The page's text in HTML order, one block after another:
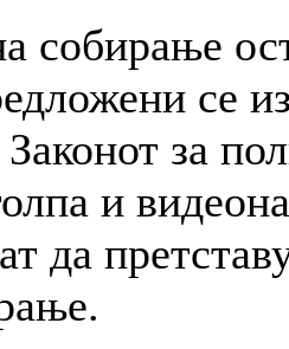
собирање
се
за
и
да